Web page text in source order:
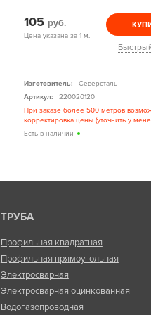
105 руб.
Цена указана за 1 м.
Изготовитель:
Северсталь
Артикул:
220020120
При заказе более 500 метров
корректировка цены (уточнить у
Есть в наличии
ТРУБА
Профильная квадратная
Профильная прямоугольная
Электросварная
Электросварная оцинкованная
Водогазопроводная